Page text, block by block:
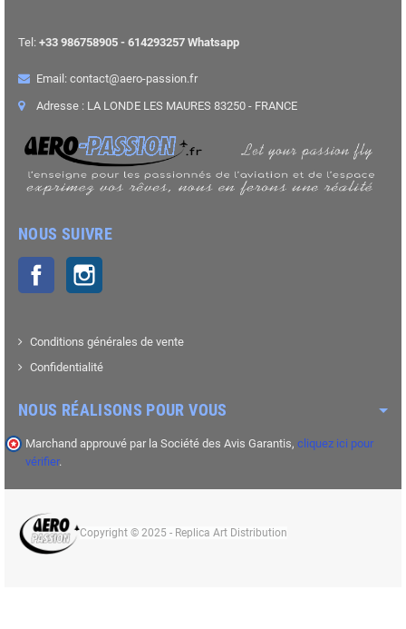
Tel: +33 986758905 - 614293257 Whatsapp
Email: contact@aero-passion.fr
Adresse : LA LONDE LES MAURES 83250 - FRANCE
NOUS SUIVRE
Facebook
Conditions générales de vente
Confidentialité
NOUS RÉALISONS POUR VOUS
Marchand approuvé par la Société des Avis Garantis, cliquez ici pour
vérifier.
Copyright © 2025 - Replica Art Distribution